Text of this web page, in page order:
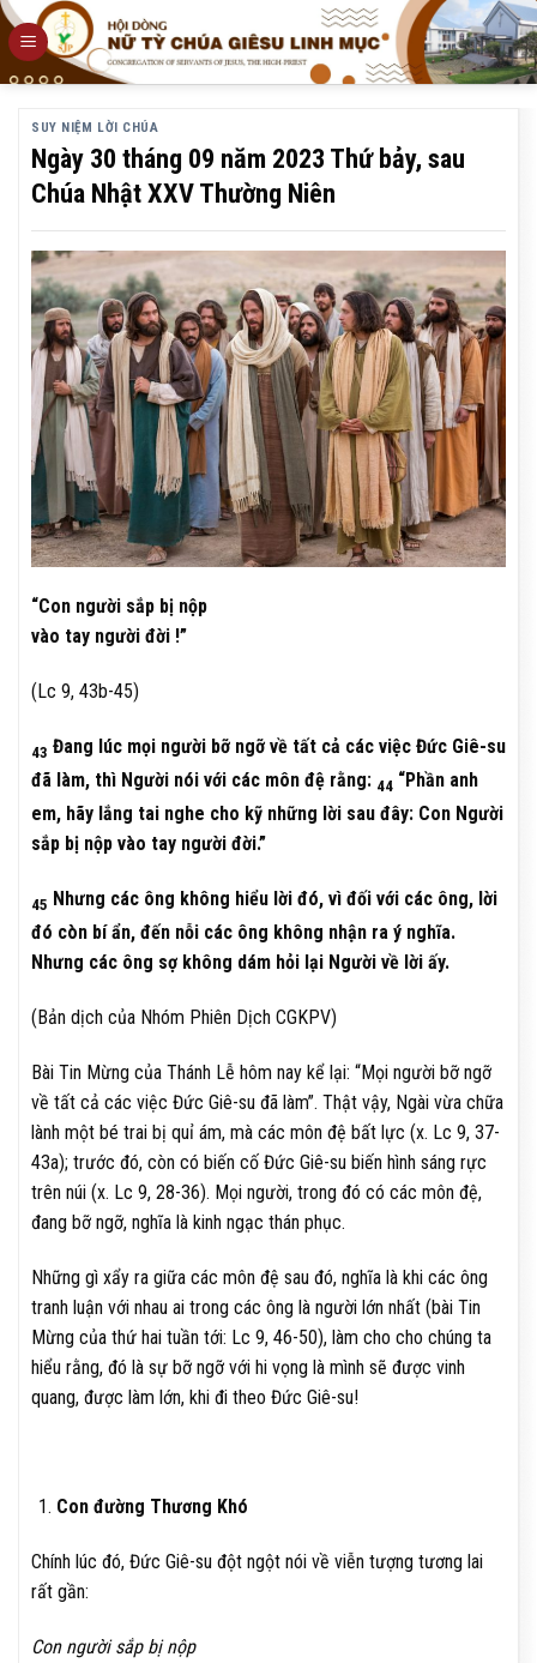
Skip
to
content
SUY NIỆM LỜI CHÚA
Ngày 30 tháng 09 năm 2023 Thứ bảy, sau
Chúa Nhật XXV Thường Niên
“Con người sắp bị nộp
vào tay người đời !”
(Lc 9, 43b-45)
43 Đang lúc mọi người bỡ ngỡ về tất cả các việc Đức Giê-su
đã làm, thì Người nói với các môn đệ rằng: 44 “Phần anh
em, hãy lắng tai nghe cho kỹ những lời sau đây: Con Người
sắp bị nộp vào tay người đời.”
45 Nhưng các ông không hiểu lời đó, vì đối với các ông, lời
đó còn bí ẩn, đến nỗi các ông không nhận ra ý nghĩa.
Nhưng các ông sợ không dám hỏi lại Người về lời ấy.
(Bản dịch của Nhóm Phiên Dịch CGKPV)
Bài Tin Mừng của Thánh Lễ hôm nay kể lại: “Mọi người bỡ ngỡ
về tất cả các việc Đức Giê-su đã làm”. Thật vậy, Ngài vừa chữa
lành một bé trai bị quỉ ám, mà các môn đệ bất lực (x. Lc 9, 37-
43a); trước đó, còn có biến cố Đức Giê-su biến hình sáng rực
trên núi (x. Lc 9, 28-36). Mọi người, trong đó có các môn đệ,
đang bỡ ngỡ, nghĩa là kinh ngạc thán phục.
Những gì xẩy ra giữa các môn đệ sau đó, nghĩa là khi các ông
tranh luận với nhau ai trong các ông là người lớn nhất (bài Tin
Mừng của thứ hai tuần tới: Lc 9, 46-50), làm cho cho chúng ta
hiểu rằng, đó là sự bỡ ngỡ với hi vọng là mình sẽ được vinh
quang, được làm lớn, khi đi theo Đức Giê-su!
Con đường Thương Khó
Chính lúc đó, Đức Giê-su đột ngột nói về viễn tượng tương lai
rất gần:
Con người sắp bị nộp